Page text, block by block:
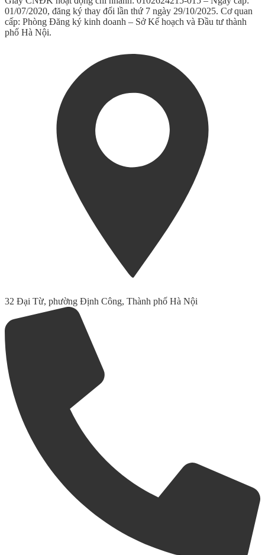
01/07/2020, đăng ký thay đổi lần thứ 7 ngày 29/10/2025. Cơ quan
cấp: Phòng Đăng ký kinh doanh – Sở Kế hoạch và Đầu tư thành
phố Hà Nội.
32 Đại Từ, phường Định Công, Thành phố Hà Nội